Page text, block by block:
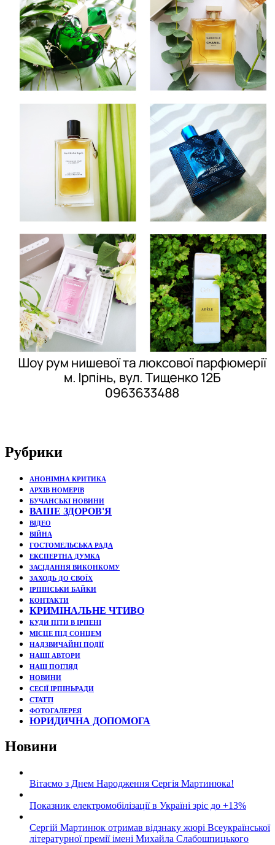
Рубрики
АНОНІМНА КРИТИКА
АРХІВ НОМЕРІВ
БУЧАНСЬКІ НОВИНИ
ВАШЕ ЗДОРОВ'Я
ВІДЕО
ВІЙНА
ГОСТОМЕЛЬСЬКА РАДА
ЕКСПЕРТНА ДУМКА
ЗАСІДАННЯ ВИКОНКОМУ
ЗАХОДЬ ДО СВОЇХ
ІРПІНСЬКИ БАЙКИ
КОНТАКТИ
КРИМІНАЛЬНЕ ЧТИВО
КУДИ ПІТИ В ІРПЕНІ
МІСЦЕ ПІД СОНЦЕМ
НАДЗВИЧАЙНІ ПОДЇЇ
НАШІ АВТОРИ
НАШ ПОГЛЯД
НОВИНИ
СЕСІЇ ІРПІНЬРАДИ
СТАТТІ
ФОТОГАЛЕРЕЯ
ЮРИДИЧНА ДОПОМОГА
Новини
Вітаємо з Днем Народження Сергія Мартинюка!
Показник електромобілізації в Україні зріс до +13%
Сергій Мартинюк отримав відзнаку жюрі Всеукраїнської
літературної премії імені Михайла Слабошпицького